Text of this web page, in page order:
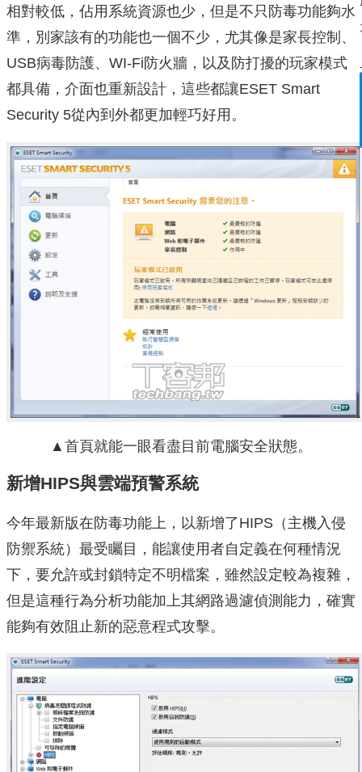
相對較低，佔用系統資源也少，但是不只防毒功能夠水
準，別家該有的功能也一個不少，尤其像是家長控制、
USB病毒防護、WI-Fi防火牆，以及防打擾的玩家模式
都具備，介面也重新設計，這些都讓ESET Smart
Security 5從內到外都更加輕巧好用。
▲首頁就能一眼看盡目前電腦安全狀態。
新增HIPS與雲端預警系統
今年最新版在防毒功能上，以新增了HIPS（主機入侵
防禦系統）最受矚目，能讓使用者自定義在何種情況
下，要允許或封鎖特定不明檔案，雖然設定較為複雜，
但是這種行為分析功能加上其網路過濾偵測能力，確實
能夠有效阻止新的惡意程式攻擊。